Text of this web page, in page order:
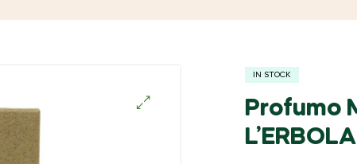
IN STOCK
Profumo